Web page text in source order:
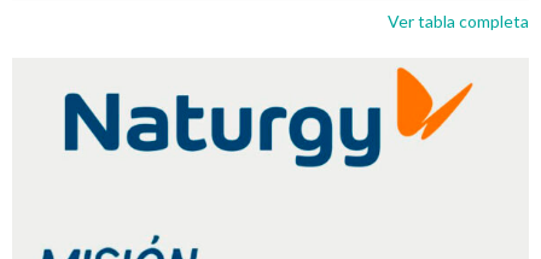
Ver tabla completa